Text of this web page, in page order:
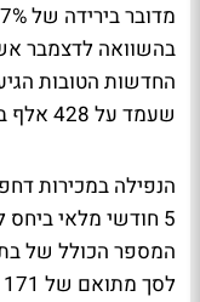
שעמד על 428 אלף בתים - הכי הרבה מאז 2008.
הנפילה במכירות
לסך מתואם של 171 אלף.